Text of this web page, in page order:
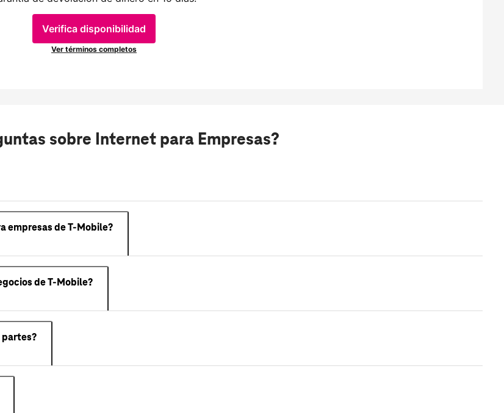
sobre Internet para Empresas?
empresas de T-Mobile?
de T-Mobile?
partes?